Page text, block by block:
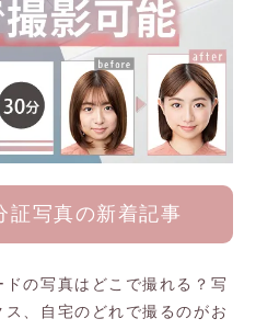
証写真の新着記事
ドの写真はどこで撮れる？写
ス、自宅のどれで撮るのがお